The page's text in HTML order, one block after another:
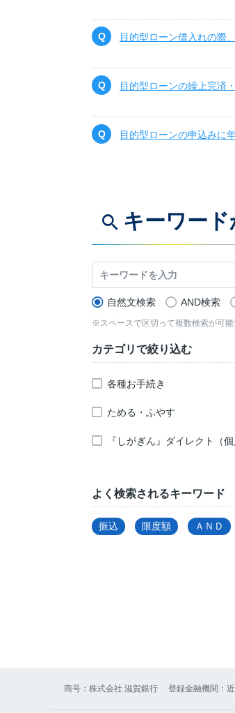
目的型ローン借入れの際
目的型ローンの繰上完済
目的型ローンの申込みに
キーワー
自然文検索 AND検索
※スペースで区切って複数検索が可能
カテゴリで絞り込む
各種お手続き
ためる・ふやす
『しがぎん』ダイレクト（
よく検索されるキーワード
振込 限度額 ＡＮＤ
商号：株式会社 滋賀銀行 登録金融機関：